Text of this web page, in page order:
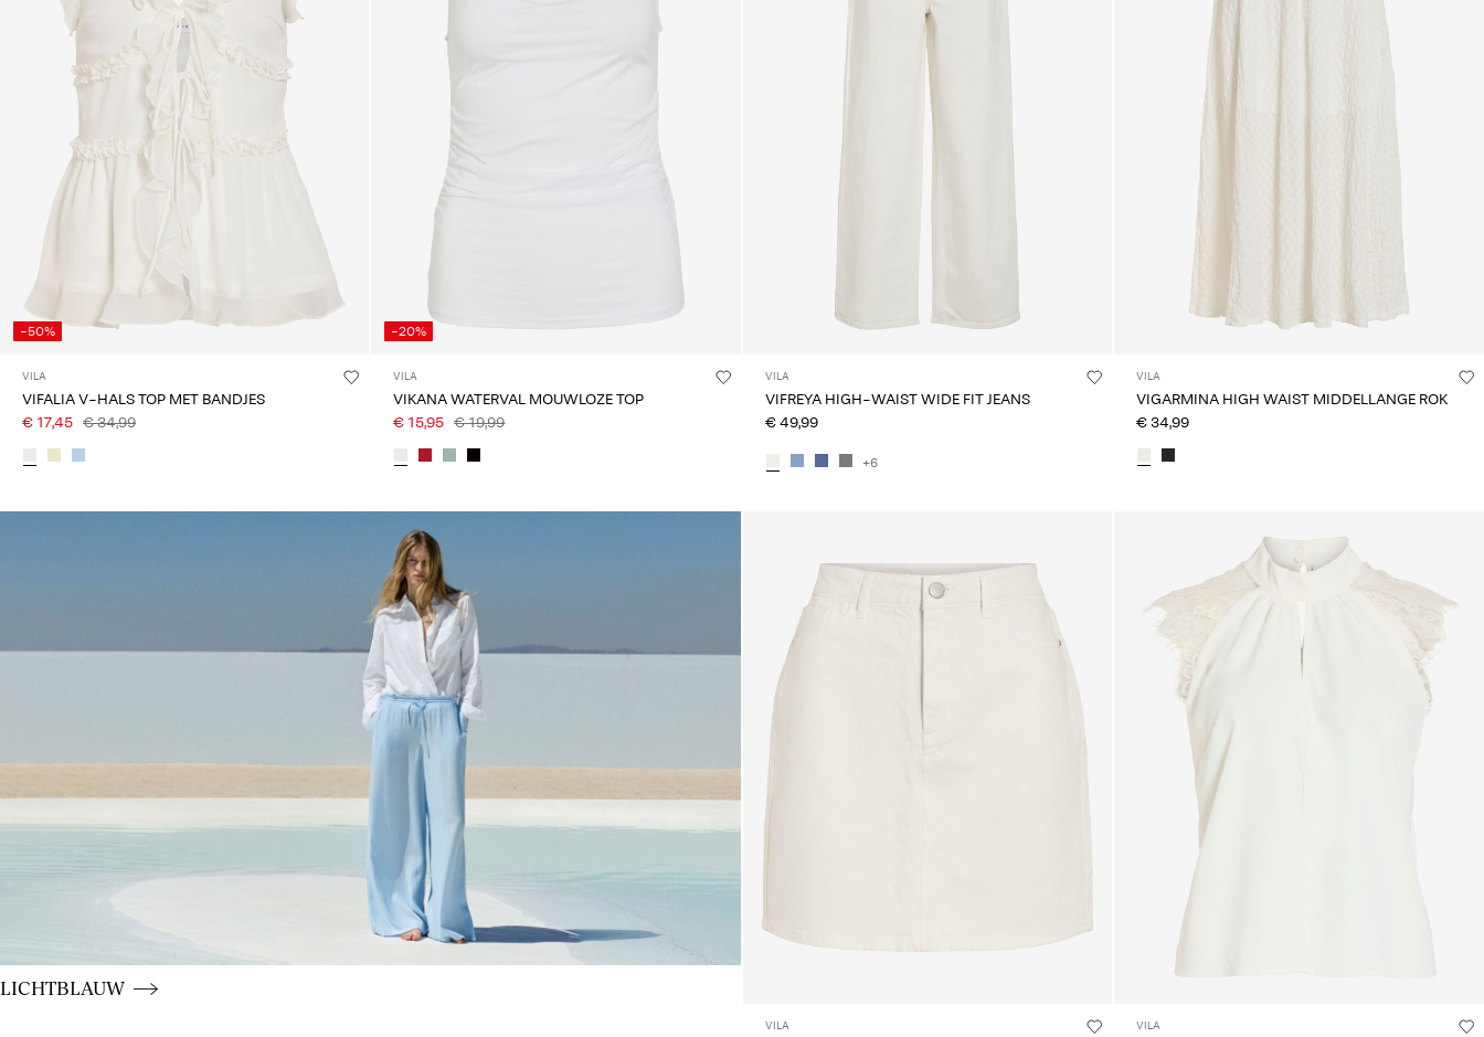
-50%
VILA
VIFALIA V-HALS TOP MET BANDJES
€ 17,45 € 34,99
-20%
VILA
VIKANA WATERVAL MOUWLOZE TOP
€ 15,95 € 19,99
VILA
VIFREYA HIGH-WAIST WIDE FIT JEANS
€ 49,99
+6
VILA
VIGARMINA HIGH WAIST MIDDELLANGE ROK
€ 34,99
LICHTBLAUW
CE_colours_spot01_BUTTON_linked_wk20_15-05-26_blue
VILA VILA